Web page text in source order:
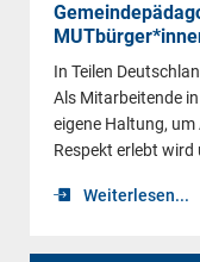
In Teilen
Als Mitarbeitende
eigene Haltung, um
Respekt erlebt wird
Weiterlesen...